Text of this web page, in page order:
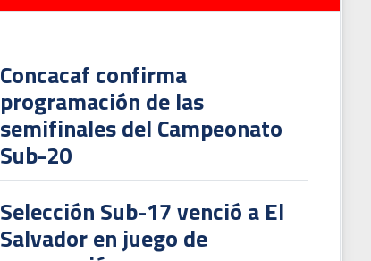
Concacaf confirma
programación de las
semifinales del Campeonato
Sub-20
Selección Sub-17 venció a El
Salvador en juego de